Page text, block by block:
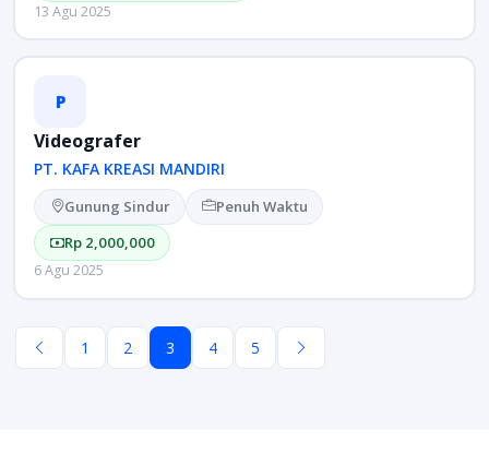
13 Agu 2025
P
Videografer
PT. KAFA KREASI MANDIRI
Gunung Sindur
Penuh Waktu
Rp 2,000,000
6 Agu 2025
1 2 3 4 5